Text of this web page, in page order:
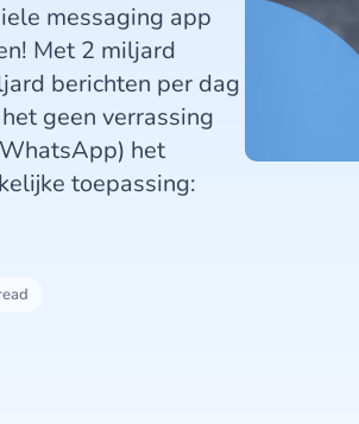
messaging app
Met 2 miljard
berichten per dag
geen verrassing
het
toepassing: